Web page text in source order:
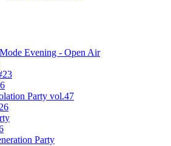
Evening - Open Air
Party vol.47
Party